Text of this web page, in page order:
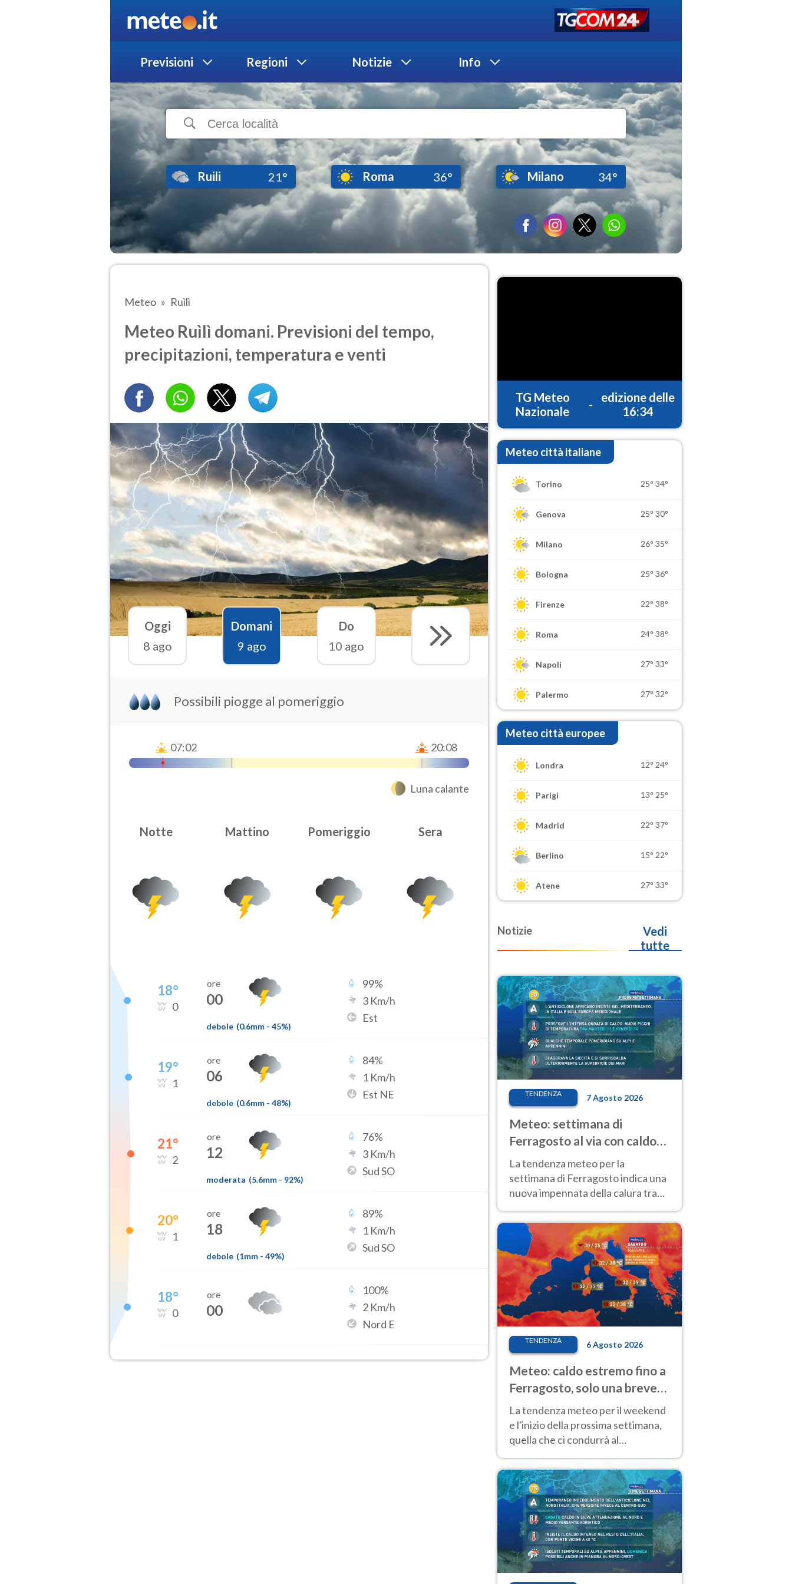
Previsioni Regioni Notizie Info
Ruili 21° Roma 36° Milano 34°
Meteo Ruìlì
Meteo Ruìlì domani. Previsioni del tempo,
precipitazioni, temperatura e venti
Oggi
8 ago
Domani
9 ago
Do
10 ago
Possibili piogge al pomeriggio
07:02 20:08
Luna calante
Notte Mattino Pomeriggio Sera
18°
0
ore
00
debole (0.6mm - 45%)
99%
3 Km/h
Est
19°
1
ore
06
debole (0.6mm - 48%)
84%
1 Km/h
Est NE
21°
2
ore
12
moderata (5.6mm - 92%)
76%
3 Km/h
Sud SO
20°
1
ore
18
debole (1mm - 49%)
89%
1 Km/h
Sud SO
18°
0
ore
00
100%
2 Km/h
Nord E
TG Meteo
Nazionale
-
edizione delle
16:34
Meteo città italiane
Torino 25° 34°
Genova 25° 30°
Milano 26° 35°
Bologna 25° 36°
Firenze 22° 38°
Roma 24° 38°
Napoli 27° 33°
Palermo 27° 32°
Meteo città europee
Londra 12° 24°
Parigi 13° 25°
Madrid 22° 37°
Berlino 15° 22°
Atene 27° 33°
Notizie
Vedi
tutte
TENDENZA 7 Agosto 2026
Meteo: settimana di
Ferragosto al via con caldo
intenso e qualche temporale
La tendenza meteo per la
settimana di Ferragosto indica una
nuova impennata della calura tra
anche al Nord.
TENDENZA 6 Agosto 2026
Meteo: caldo estremo fino a
Ferragosto, solo una breve
pausa. Ecco dove
La tendenza meteo per il weekend
e l'inizio della prossima settimana,
quella che ci condurrà al
temperature molto elevate